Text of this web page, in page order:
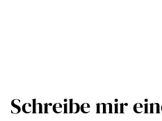
Schreibe mir